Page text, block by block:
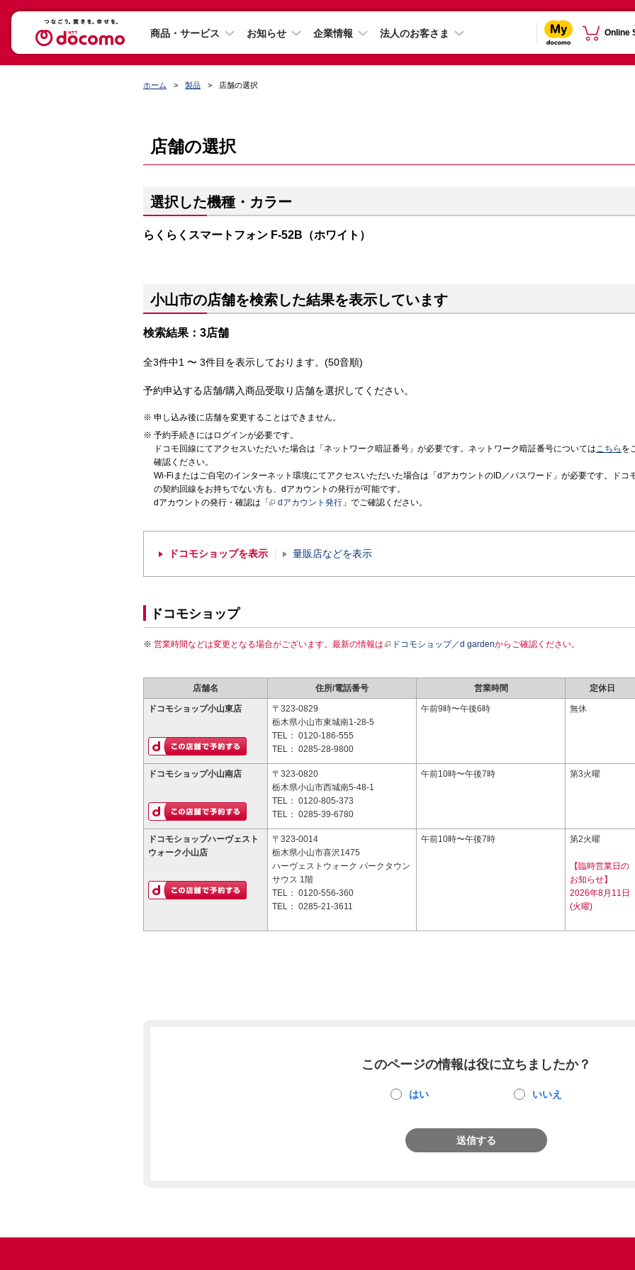
商品・サービス お知らせ 企業情報 法人のお客さま Online
ホーム 製品 店舗の選択
店舗の選択
選択した機種・カラー
らくらくスマートフォン F-52B（ホワイト）
小山市の店舗を検索した結果を表示しています
検索結果：3店舗
全3件中1 〜 3件目を表示しております。(50音順)
予約申込する店舗/購入商品受取り店舗を選択してください。
申し込み後に店舗を変更することはできません。
予約手続きにはログインが必要です。
ドコモ回線にてアクセスいただいた場合は「ネットワーク暗証番号」が必要です。ネットワーク暗証番号についてはこちら を
確認ください。
Wi-Fiまたはご自宅のインターネット環境にてアクセスいただいた場合は「dアカウントのID／パスワード」が必要です。ドコ
の契約回線をお持ちでない方も、dアカウントの発行が可能です。
dアカウントの発行・確認は「
dアカウント発行 」でご確認ください。
ドコモショップを表示 量販店などを表示
ドコモショップ
営業時間などは変更となる場合がございます。最新の情報は ドコモショップ／d gardenからご確認ください。
店舗名 住所/電話番号 営業時間 定休日
ドコモショップ小山東店
〒323-0829
栃木県小山市東城南1-28-5
TEL： 0120-186-555
TEL： 0285-28-9800
午前9時〜午後6時 無休
ドコモショップ小山南店
〒323-0820
栃木県小山市西城南5-48-1
TEL： 0120-805-373
TEL： 0285-39-6780
午前10時〜午後7時 第3火曜
ドコモショップハーヴェスト
ウォーク小山店
〒323-0014
栃木県小山市喜沢1475
ハーヴェストウォーク パークタウン
サウス 1階
TEL： 0120-556-360
TEL： 0285-21-3611
午前10時〜午後7時 第2火曜
【臨時営業日の
お知らせ】
2026年8月11日
(火曜)
このページの情報は役に立ちましたか？
はい いいえ
送信する